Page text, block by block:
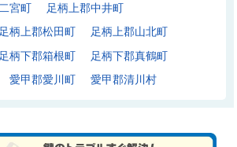
宮町
足柄上郡中井町
足柄上郡松田町
足柄上郡山北町
足柄下郡箱根町
足柄下郡真鶴町
愛甲郡愛川町 愛甲郡清川村